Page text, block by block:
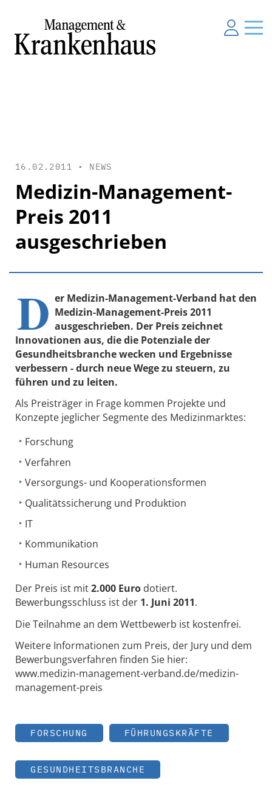
16.02.2011 • NEWS
Medizin-Management-
Preis 2011
ausgeschrieben
D er Medizin-Management-Verband hat den
Medizin-Management-Preis 2011
ausgeschrieben. Der Preis zeichnet
Innovationen aus, die die Potenziale der
Gesundheitsbranche wecken und Ergebnisse
verbessern - durch neue Wege zu steuern, zu
führen und zu leiten.
Als Preisträger in Frage kommen Projekte und
Konzepte jeglicher Segmente des Medizinmarktes:
Forschung
Verfahren
Versorgungs- und Kooperationsformen
Qualitätssicherung und Produktion
IT
Kommunikation
Human Resources
Der Preis ist mit2.000 Euro dotiert.
Bewerbungsschluss ist der 1. Juni 2011.
Die Teilnahme an dem Wettbewerb ist kostenfrei.
Weitere Informationen zum Preis, der Jury und dem
Bewerbungsverfahren finden Sie hier:
www.medizin-management-verband.de/medizin-
management-preis
FORSCHUNG FÜHRUNGSKRÄFTE
GESUNDHEITSBRANCHE